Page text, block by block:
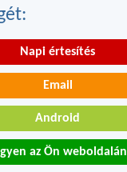
Napi értesítés
Email
Android
az Ön weboldalán